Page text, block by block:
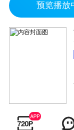
预览播放